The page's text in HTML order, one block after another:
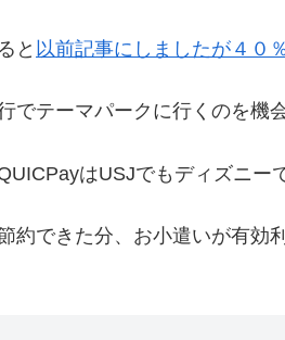
と 以前記事にしましたが４０
でテーマパークに行くのを機
はUSJでもディズニー
約できた分、お小遣いが有効